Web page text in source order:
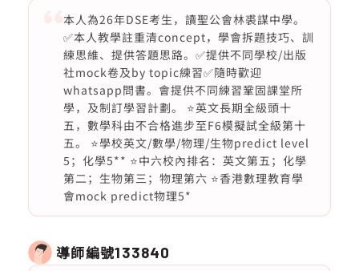
本人為26年DSE考生，讀聖公會林裘謀中學。
✅本人教學註重清concept，學會拆題技巧、訓
練思維、提供答題思路。✅提供不同學校/出版
社mock卷及by topic練習✅隨時歡迎
whatsapp問書。會提供不同練習鞏固課堂所
學，及制訂學習計劃。 ⭐️英文長期全級頭十
五，數學科由不合格進步至F6模擬試全級第十
五。 ⭐️學校英文/數學/物理/生物predict level
5；化學5** ⭐️中六校內排名：英文第五；化學
第二；生物第三；物理第六 ⭐️香港數理教育學
會mock predict物理5*
導師編號133840